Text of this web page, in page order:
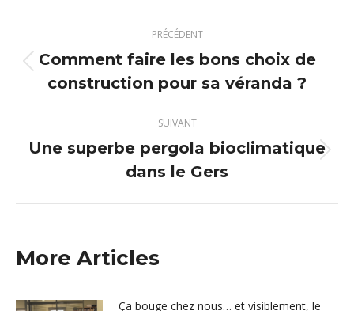
article
PRÉCÉDENT
précédent
Comment faire les bons choix de
construction pour sa véranda ?
SUIVANT
Article
suivant
:
Une superbe pergola bioclimatique
dans le Gers
More Articles
Ça bouge chez nous… et visiblement, le